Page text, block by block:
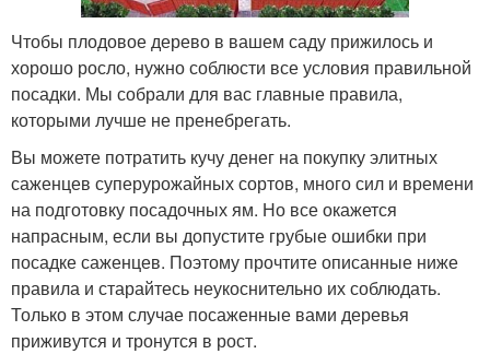
Чтобы плодовое дерево в вашем саду прижилось и
хорошо росло, нужно соблюсти все условия правильной
посадки. Мы собрали для вас главные правила,
которыми лучше не пренебрегать.
Вы можете потратить кучу денег на покупку элитных
саженцев суперурожайных сортов, много сил и времени
на подготовку посадочных ям. Но все окажется
напрасным, если вы допустите грубые ошибки при
посадке саженцев. Поэтому прочтите описанные ниже
правила и старайтесь неукоснительно их соблюдать.
Только в этом случае посаженные вами деревья
приживутся и тронутся в рост.